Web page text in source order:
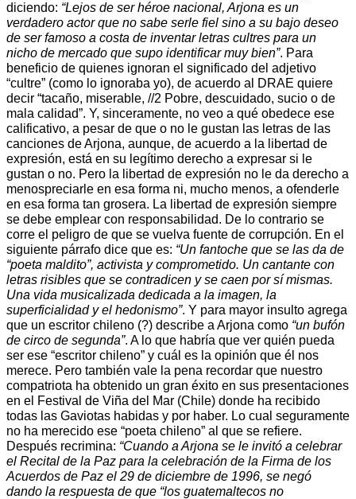
diciendo: “Lejos de ser héroe nacional, Arjona es un
verdadero actor que no sabe serle fiel sino a su bajo deseo
de ser famoso a costa de inventar letras cultres para un
nicho de mercado que supo identificar muy bien”. Para
beneficio de quienes ignoran el significado del adjetivo
“cultre” (como lo ignoraba yo), de acuerdo al DRAE quiere
decir “tacaño, miserable, //2 Pobre, descuidado, sucio o de
mala calidad”. Y, sinceramente, no veo a qué obedece ese
calificativo, a pesar de que o no le gustan las letras de las
canciones de Arjona, aunque, de acuerdo a la libertad de
expresión, está en su legítimo derecho a expresar si le
gustan o no. Pero la libertad de expresión no le da derecho a
menospreciarle en esa forma ni, mucho menos, a ofenderle
en esa forma tan grosera. La libertad de expresión siempre
se debe emplear con responsabilidad. De lo contrario se
corre el peligro de que se vuelva fuente de corrupción. En el
siguiente párrafo dice que es: “Un fantoche que se las da de
“poeta maldito”, activista y comprometido. Un cantante con
letras risibles que se contradicen y se caen por sí mismas.
Una vida musicalizada dedicada a la imagen, la
superficialidad y el hedonismo”. Y para mayor insulto agrega
que un escritor chileno (?) describe a Arjona como “un bufón
de circo de segunda”. A lo que habría que ver quién pueda
ser ese “escritor chileno” y cuál es la opinión que él nos
merece. Pero también vale la pena recordar que nuestro
compatriota ha obtenido un gran éxito en sus presentaciones
en el Festival de Viña del Mar (Chile) donde ha recibido
todas las Gaviotas habidas y por haber. Lo cual seguramente
no ha merecido ese “poeta chileno” al que se refiere.
Después recrimina: “Cuando a Arjona se le invitó a celebrar
el Recital de la Paz para la celebración de la Firma de los
Acuerdos de Paz el 29 de diciembre de 1996, se negó
dando la respuesta de que “los guatemaltecos no